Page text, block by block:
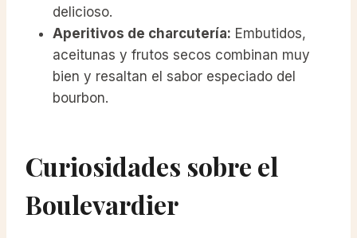
delicioso.
Aperitivos de charcutería: Embutidos,
aceitunas y frutos secos combinan muy
bien y resaltan el sabor especiado del
bourbon.
Curiosidades sobre el
Boulevardier